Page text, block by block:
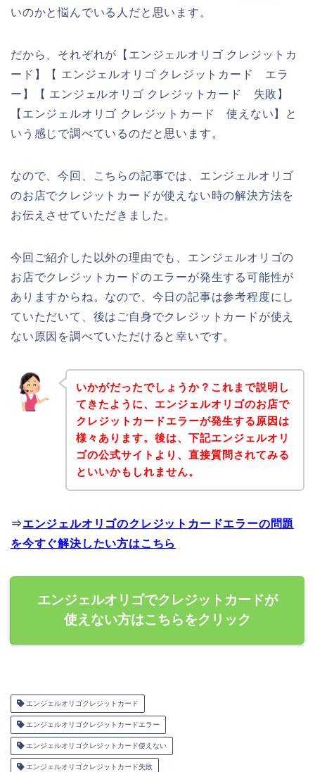
いのかと悩んでいる人だと思います。
だから、それぞれが【エンジェルオリゴ クレジットカ
ード】【 エンジェルオリゴ クレジットカード エラ
ー】【 エンジェルオリゴ クレジットカード 失敗】
【エンジェルオリゴ クレジットカード 使えない】と
いう感じで調べているのだと思います。
なので、今回、こちらの記事では、エンジェルオリゴ
のお店でクレジットカードが使えない時の解決方法を
お伝えさせていただきました。
今回ご紹介した以外の理由でも、エンジェルオリゴの
お店でクレジットカードのエラーが発生する可能性が
ありますからね。なので、今日の記事は参考程度にし
ていただいて、後はご自身でクレジットカードが使え
ない原因を調べていただけると幸いです。
いかがだったでしょうか？これまで説明し
てきたように、エンジェルオリゴのお店で
クレジットカードエラーが発生する原因は
様々あります。後は、下記エンジェルオリ
ゴの公式サイトより、直接質問されてみる
といいかもしれません。
⇒エンジェルオリゴのクレジットカードエラーの問題
を今すぐ解決したい方はこちら
エンジェルオリゴでクレジットカードが
使えない方はこちらをクリック
エンジェルオリゴクレジットカード
エンジェルオリゴクレジットカードエラー
エンジェルオリゴクレジットカード使えない
エンジェルオリゴクレジットカード失敗